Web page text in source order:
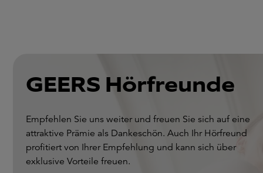
GEERS Hörfreunde
Empfehlen Sie uns weiter und freuen Sie sich auf eine
attraktive Prämie als Dankeschön. Auch Ihr Hörfreund
profitiert von Ihrer Empfehlung und kann sich über
exklusive Vorteile freuen.